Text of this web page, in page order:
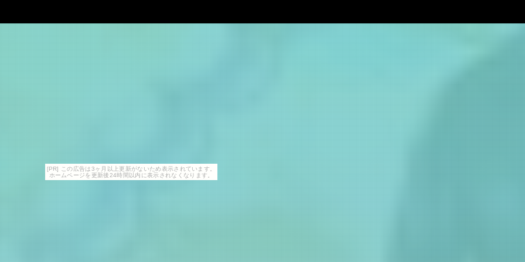
[PR] この広告は3ヶ月以上更新がないため表示されています。
ホームページを更新後24時間以内に表示されなくなります。